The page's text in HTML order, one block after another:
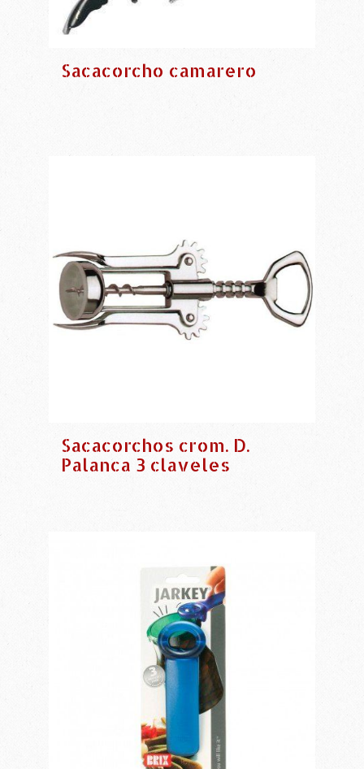
Sacacorcho camarero
Sacacorchos crom. D.
Palanca 3 claveles